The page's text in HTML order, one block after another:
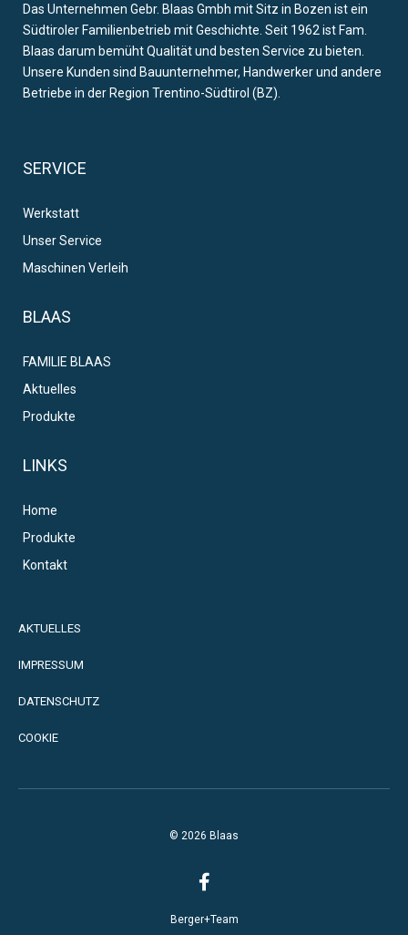
Das Unternehmen Gebr. Blaas Gmbh mit Sitz in Bozen ist ein
Südtiroler Familienbetrieb mit Geschichte. Seit 1962 ist Fam.
Blaas darum bemüht Qualität und besten Service zu bieten.
Unsere Kunden sind Bauunternehmer, Handwerker und andere
Betriebe in der Region Trentino-Südtirol (BZ).
SERVICE
Werkstatt
Unser Service
Maschinen Verleih
BLAAS
FAMILIE BLAAS
Aktuelles
Produkte
LINKS
Home
Produkte
Kontakt
AKTUELLES
IMPRESSUM
DATENSCHUTZ
COOKIE
© 2026 Blaas
Berger+Team